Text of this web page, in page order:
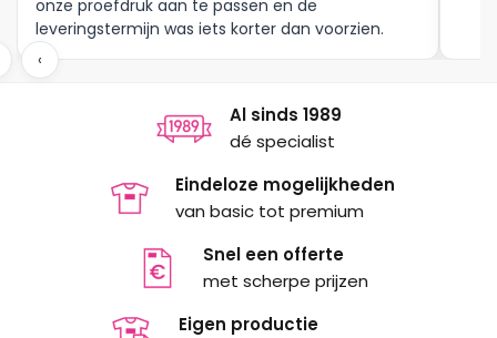
onze proefdruk aan te passen en de
leveringstermijn was iets korter dan voorzien.
Meer moet dat niet zijn.
‹
Al sinds 1989
dé specialist
Eindeloze mogelijkheden
van basic tot premium
Snel een offerte
met scherpe prijzen
Eigen productie